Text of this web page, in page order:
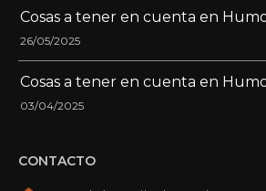
Cosas a tener en cuenta en
26/05/2025
Cosas a tener en cuenta en
03/04/2025
CONTACTO